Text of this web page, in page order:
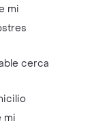
mi
cerca
mi